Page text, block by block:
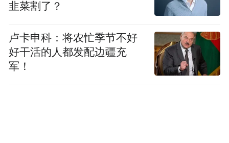
韭菜割了？
卢卡申科：将农忙季节不好
好干活的人都发配边疆充
军！